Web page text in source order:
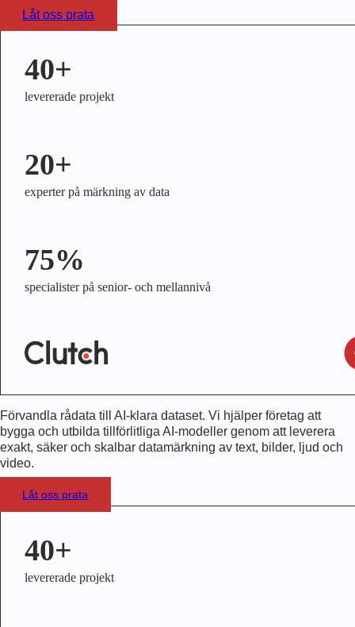
Låt oss prata
40+
levererade projekt
20+
experter på märkning av data
75%
specialister på senior- och mellannivå
Förvandla rådata till AI-klara dataset. Vi hjälper företag att
bygga och utbilda tillförlitliga AI-modeller genom att leverera
exakt, säker och skalbar datamärkning av text, bilder, ljud och
video.
Låt oss prata
40+
levererade projekt